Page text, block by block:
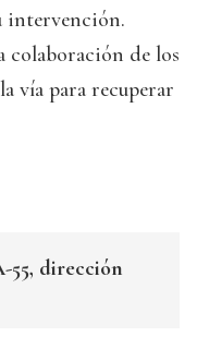
intervención.
colaboración de los
vía para recuperar
55, dirección